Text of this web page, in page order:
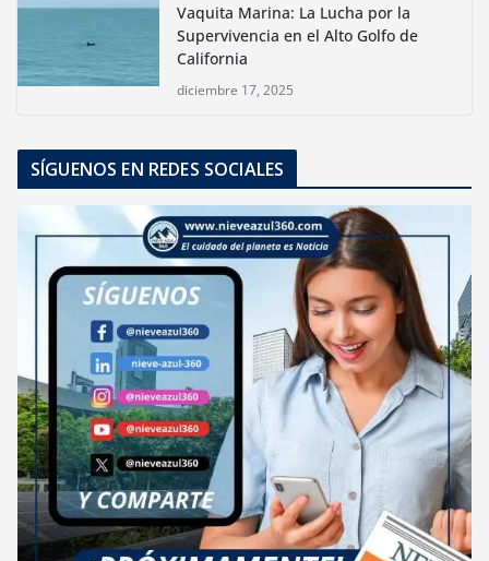
Vaquita Marina: La Lucha por la
Supervivencia en el Alto Golfo de
California
diciembre 17, 2025
SÍGUENOS EN REDES SOCIALES